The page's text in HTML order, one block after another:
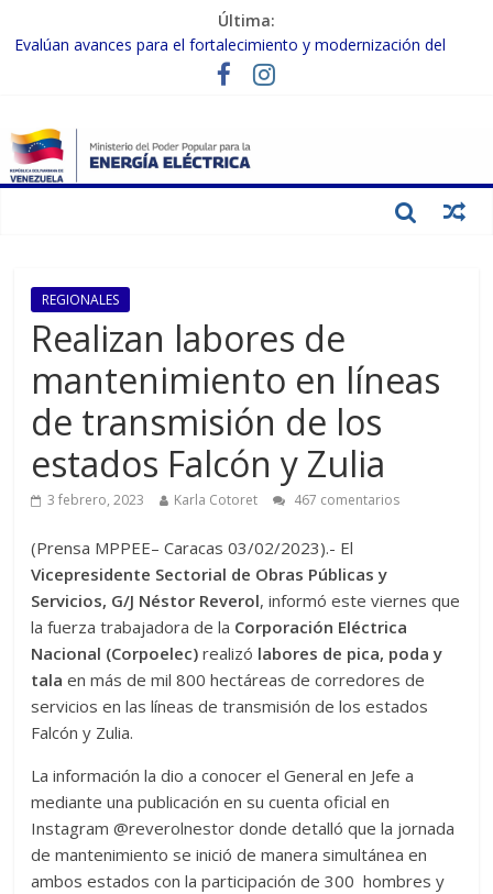
Última:
Evalúan avances para el fortalecimiento y modernización del
Inspeccionan trabajos de rehabilitación en instalaciones del SEN
Gobierno Nacional activa plan preventivo para fortalecer el SEN
ante el fenómeno de El Niño
Termocarabobo recupera el 50% de su capacidad de generación
REGIONALES
Realizan labores de
mantenimiento en líneas
de transmisión de los
estados Falcón y Zulia
3 febrero, 2023 Karla Cotoret 467 comentarios
(Prensa MPPEE– Caracas 03/02/2023).- El
Vicepresidente Sectorial de Obras Públicas y
Servicios, G/J Néstor Reverol, informó este viernes que
la fuerza trabajadora de la Corporación Eléctrica
Nacional (Corpoelec) realizó labores de pica, poda y
tala en más de mil 800 hectáreas de corredores de
servicios en las líneas de transmisión de los estados
Falcón y Zulia.
La información la dio a conocer el General en Jefe a
mediante una publicación en su cuenta oficial en
Instagram @reverolnestor donde detalló que la jornada
de mantenimiento se inició de manera simultánea en
ambos estados con la participación de 300 hombres y